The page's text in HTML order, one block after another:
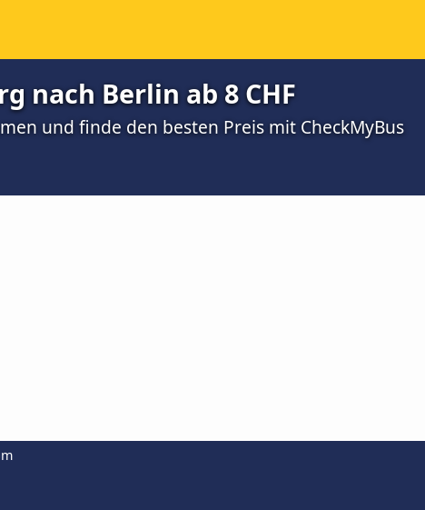
nach Berlin ab 8 CHF
und finde den besten Preis mit CheckMyBus